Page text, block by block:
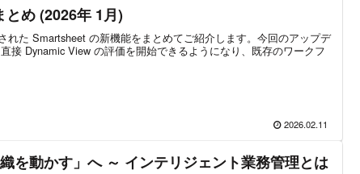
め (2026年 1月)
れた Smartsheet の新機能をまとめてご紹介します。今回のアップデ
接 Dynamic View の評価を開始できるようになり、既存のワークフ
2026.02.11
を動かす」へ ～ インテリジェント業務管理とは